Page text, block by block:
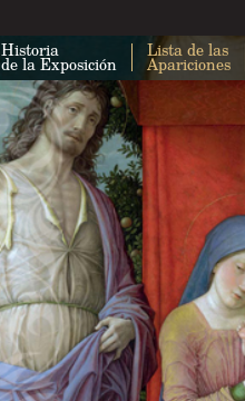
Historia
de la Exposición
Lista de las
Apariciones